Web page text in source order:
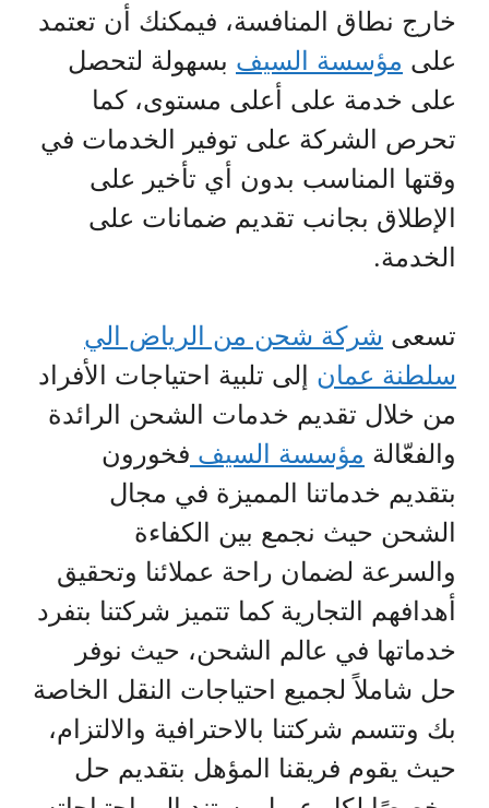
خارج نطاق المنافسة، فيمكنك أن تعتمد
على مؤسسة السيف بسهولة لتحصل
على خدمة على أعلى مستوى، كما
تحرص الشركة على توفير الخدمات في
وقتها المناسب بدون أي تأخير على
الإطلاق بجانب تقديم ضمانات على
الخدمة.
تسعى شركة شحن من الرياض الي
سلطنة عمان إلى تلبية احتياجات الأفراد
من خلال تقديم خدمات الشحن الرائدة
والفعّالة مؤسسة السيف فخورون
بتقديم خدماتنا المميزة في مجال
الشحن حيث نجمع بين الكفاءة
والسرعة لضمان راحة عملائنا وتحقيق
أهدافهم التجارية كما تتميز شركتنا بتفرد
خدماتها في عالم الشحن، حيث نوفر
حل شاملاً لجميع احتياجات النقل الخاصة
بك وتتسم شركتنا بالاحترافية والالتزام،
حيث يقوم فريقنا المؤهل بتقديم حل